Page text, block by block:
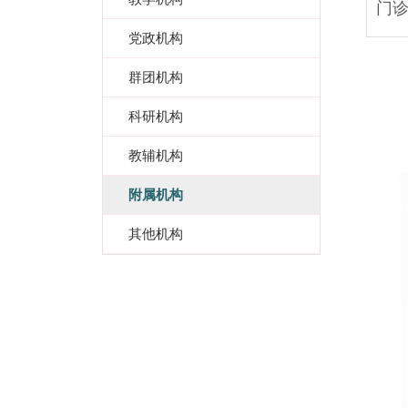
党政机构
群团机构
科研机构
教辅机构
附属机构
其他机构
门